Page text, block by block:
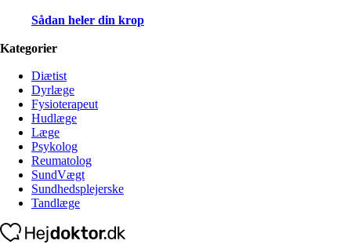
Sådan heler din krop
Kategorier
Diætist
Dyrlæge
Fysioterapeut
Hudlæge
Læge
Psykolog
Reumatolog
SundVægt
Sundhedsplejerske
Tandlæge